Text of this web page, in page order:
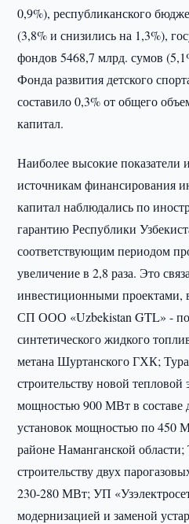
0,9%), республиканского
(3,8% и снизились на 1,3%),
фондов 5468,7 млрд. сумов
Фонда развития детского
составило 0,3% от общего
капитал.
Наиболее высокие показатели
источникам финансирования
капитал наблюдались по
гарантию Республики
соответствующим периодом
увеличение в 2,8 раза. Это
инвестиционными проектами,
СП ООО «Uzbekistan GTL» - по
синтетического жидкого
метана Шуртанского ГХК;
строительству новой
мощностью 900 МВт в составе
установок мощностью по 450
районе Наманганской
строительству двух
230-280 МВт; УП
модернизацией и заменой